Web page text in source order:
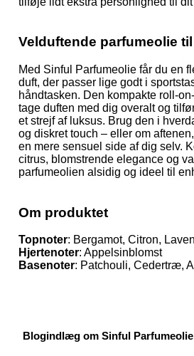
Velduftende parfumeolie
Med Sinful Parfumeolie får du en
duft, der passer lige godt i
håndtasken. Den kompakte roll-
tage duften med dig overalt og
et strejf af luksus. Brug den i
og diskret touch – eller om
en mere sensuel side af dig selv.
citrus, blomstrende elegance og
parfumeolien alsidig og ideel til
Om produktet
Topnoter: Bergamot, Citron,
Hjertenoter: Appelsinblomst
Basenoter: Patchouli, Cedertræ,
Blogindlæg om Sinful